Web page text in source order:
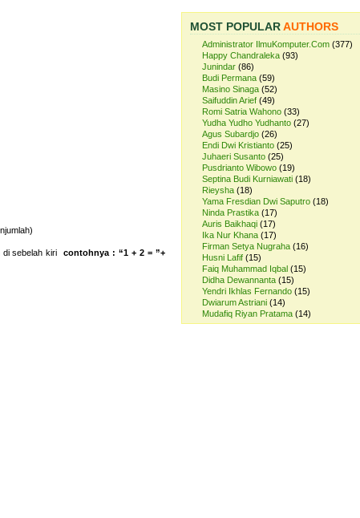
di sebelah kiricontohnya : “1 + 2 = ”+
MOST POPULARAUTHORS
Administrator IlmuKomputer.Com (377)
Happy Chandraleka (93)
Junindar (86)
Budi Permana (59)
Masino Sinaga (52)
Saifuddin Arief (49)
Romi Satria Wahono (33)
Yudha Yudho Yudhanto (27)
Agus Subardjo (26)
Endi Dwi Kristianto (25)
Juhaeri Susanto (25)
Pusdrianto Wibowo (19)
Septina Budi Kurniawati (18)
Rieysha (18)
Yama Fresdian Dwi Saputro (18)
Ninda Prastika (17)
Auris Baikhaqi (17)
Ika Nur Khana (17)
Firman Setya Nugraha (16)
Husni Lafif (15)
Faiq Muhammad Iqbal (15)
Didha Dewannanta (15)
Yendri Ikhlas Fernando (15)
Dwiarum Astriani (14)
Mudafiq Riyan Pratama (14)